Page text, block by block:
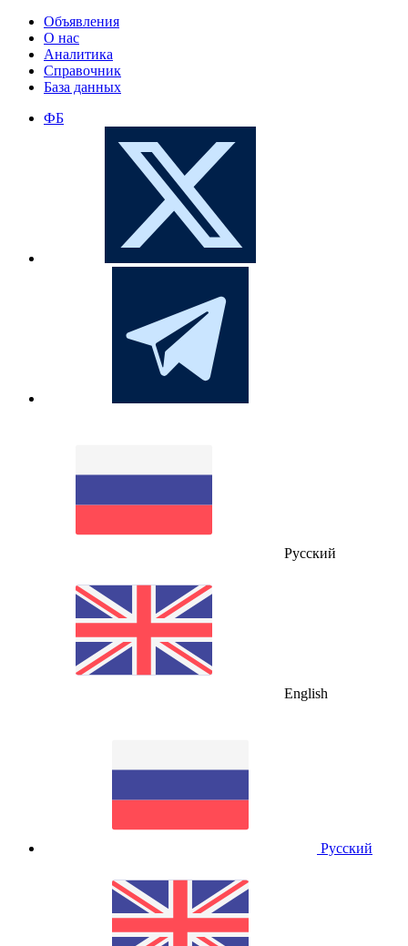
Объявления
О нас
Аналитика
Справочник
База данных
ФБ
Русский
English
Русский